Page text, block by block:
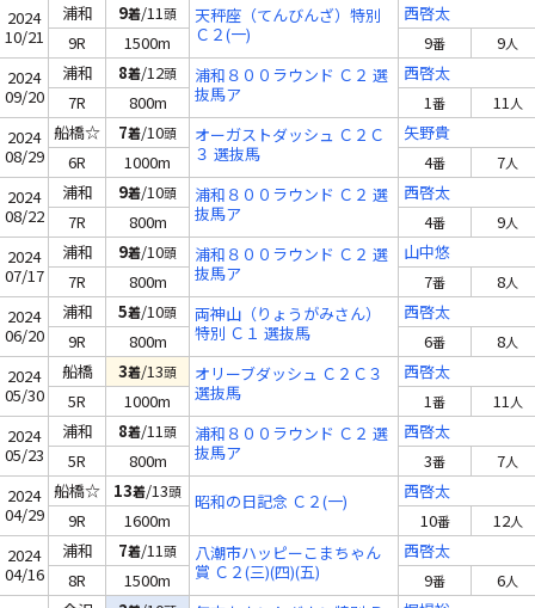
2024
10/21
浦和 9着/11頭
天秤座（てんびんざ）特別
Ｃ２(一)
西啓太
9R
1500m 9番 9人
2024
09/20
浦和 8着/12頭
浦和８００ラウンド Ｃ２ 選
抜馬ア
西啓太
7R
800m 1番 11人
2024
08/29
船橋☆ 7着/10頭
オーガストダッシュ Ｃ２Ｃ
３ 選抜馬
矢野貴
6R
1000m 4番 7人
2024
08/22
浦和 9着/10頭
浦和８００ラウンド Ｃ２ 選
抜馬ア
西啓太
7R
800m 4番 9人
2024
07/17
浦和 9着/10頭
浦和８００ラウンド Ｃ２ 選
抜馬ア
山中悠
7R
800m 7番 8人
2024
06/20
浦和 5着/10頭
両神山（りょうがみさん）
特別 Ｃ１ 選抜馬
西啓太
9R
800m 6番 8人
2024
05/30
船橋 3着/13頭
オリーブダッシュ Ｃ２Ｃ３
選抜馬
西啓太
5R
1000m 1番 11人
2024
05/23
浦和 8着/11頭
浦和８００ラウンド Ｃ２ 選
抜馬ア
西啓太
5R
800m 3番 7人
2024
04/29
船橋☆ 13着/13頭 昭和の日記念 Ｃ２(一)
西啓太
9R
1600m 10番 12人
2024
04/16
浦和 7着/11頭
八潮市ハッピーこまちゃん
賞 Ｃ２(三)(四)(五)
西啓太
8R
1500m 9番 6人